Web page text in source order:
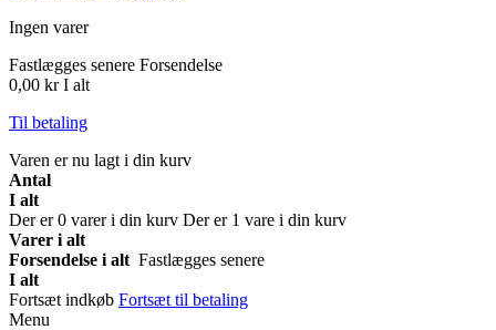
Ingen varer
Fastlægges senere Forsendelse
0,00 kr I alt
Til betaling
Varen er nu lagt i din kurv
Antal
I alt
Der er0 varer i din kurv Der er 1 vare i din kurv
Varer i alt
Forsendelse i alt Fastlægges senere
I alt
Fortsæt indkøb Fortsæt til betaling
Menu